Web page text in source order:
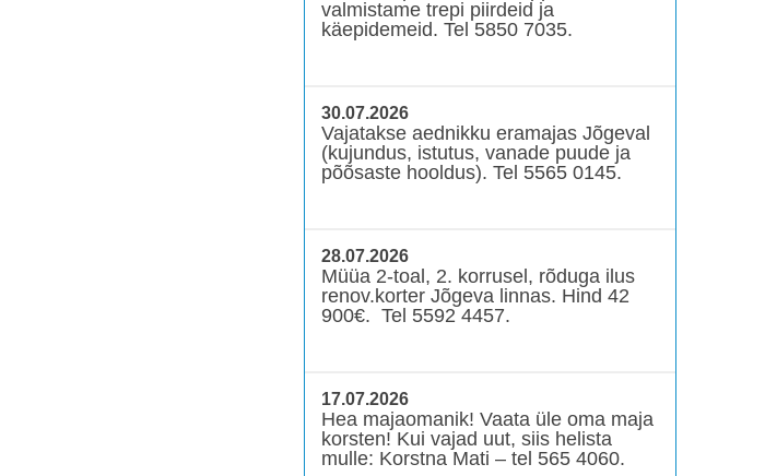
valmistame trepi piirdeid ja
käepidemeid. Tel 5850 7035.
30.07.2026
Vajatakse aednikku eramajas Jõgeval
(kujundus, istutus, vanade puude ja
põõsaste hooldus). Tel 5565 0145.
28.07.2026
Müüa 2-toal, 2. korrusel, rõduga ilus
renov.korter Jõgeva linnas. Hind 42
900€. Tel 5592 4457.
17.07.2026
Hea majaomanik! Vaata üle oma maja
korsten! Kui vajad uut, siis helista
mulle: Korstna Mati – tel 565 4060.